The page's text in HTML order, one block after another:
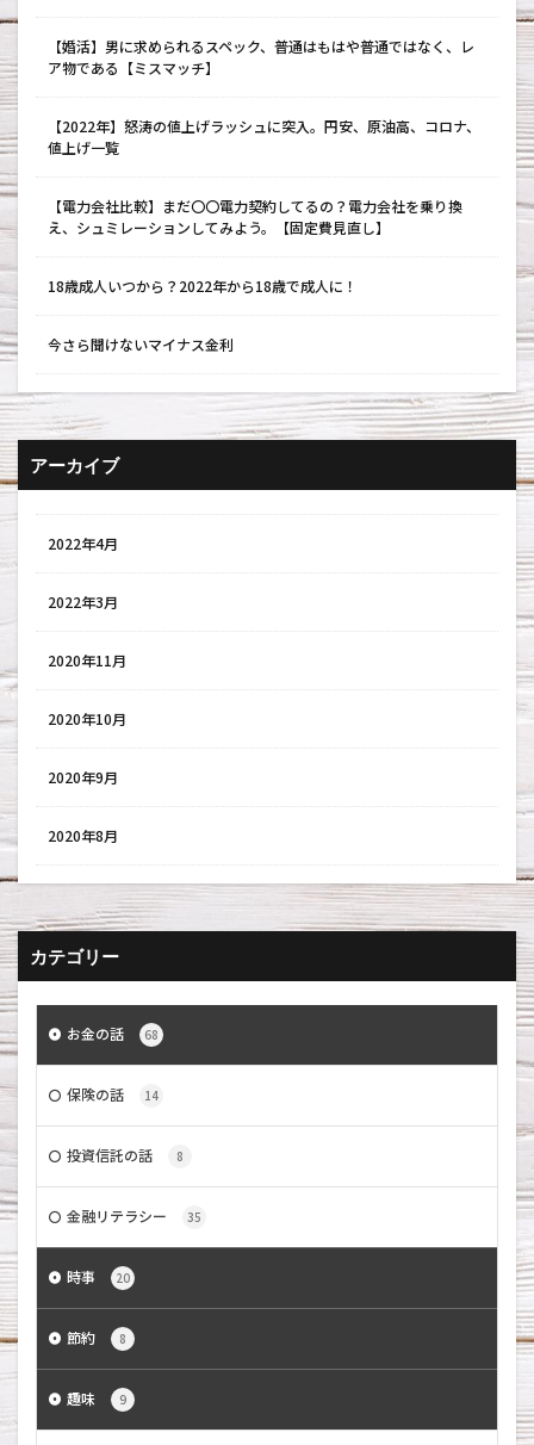
【婚活】男に求められるスペック、普通はもはや普通ではなく、レ
ア物である【ミスマッチ】
【2022年】怒涛の値上げラッシュに突入。円安、原油高、コロナ、
値上げ一覧
【電力会社比較】まだ〇〇電力契約してるの？電力会社を乗り換
え、シュミレーションしてみよう。【固定費見直し】
18歳成人いつから？2022年から18歳で成人に！
今さら聞けないマイナス金利
アーカイブ
2022年4月
2022年3月
2020年11月
2020年10月
2020年9月
2020年8月
カテゴリー
お金の話 68
保険の話 14
投資信託の話 8
金融リテラシー 35
時事 20
節約 8
趣味 9